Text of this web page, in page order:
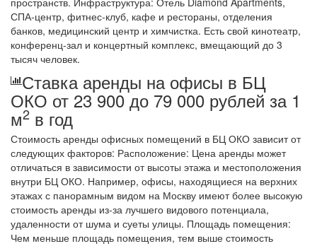
СПА-центр, фитнес-клуб, кафе и рестораны, отделения
банков, медицинский центр и химчистка. Есть свой кинотеатр,
конференц-зал и концертный комплекс, вмещающий до 3
тысяч человек.
Ставка аренды на офисы в БЦ
ОКО от 23 900 до 79 000 рублей за 1
м2 в год
Стоимость аренды офисных помещений в БЦ ОКО зависит от
следующих факторов: Расположение: Цена аренды может
отличаться в зависимости от высоты этажа и местоположения
внутри БЦ ОКО. Например, офисы, находящиеся на верхних
этажах с панорамным видом на Москву имеют более высокую
стоимость аренды из-за лучшего видового потенциала,
удаленности от шума и суеты улицы. Площадь помещения:
Чем меньше площадь помещения, тем выше стоимость